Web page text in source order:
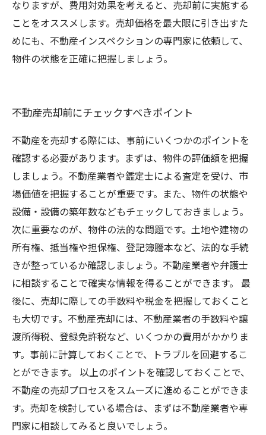
なりますが、費用対効果を考えると、売却前に実施する
ことをオススメします。売却価格を最大限に引き出すた
めにも、不動産インスペクションの専門家に依頼して、
物件の状態を正確に把握しましょう。
不動産売却前にチェックすべきポイント
不動産を売却する際には、事前にいくつかのポイントを
確認する必要があります。まずは、物件の評価額を把握
しましょう。不動産業者や鑑定士による査定を受け、市
場価値を把握することが重要です。また、物件の状態や
設備・設備の築年数などもチェックしておきましょう。
次に重要なのが、物件の法的な問題です。土地や建物の
所有権、抵当権や担保権、登記簿謄本など、法的な手続
きが整っているか確認しましょう。不動産業者や弁護士
に相談することで確実な情報を得ることができます。 最
後に、売却に際しての手数料や税金を把握しておくこと
も大切です。不動産売却には、不動産業者の手数料や譲
渡所得税、登録免許税など、いくつかの費用がかかりま
す。事前に計算しておくことで、トラブルを回避するこ
とができます。 以上のポイントを確認しておくことで、
不動産の売却プロセスをスムーズに進めることができま
す。売却を検討している場合は、まずは不動産業者や専
門家に相談してみると良いでしょう。